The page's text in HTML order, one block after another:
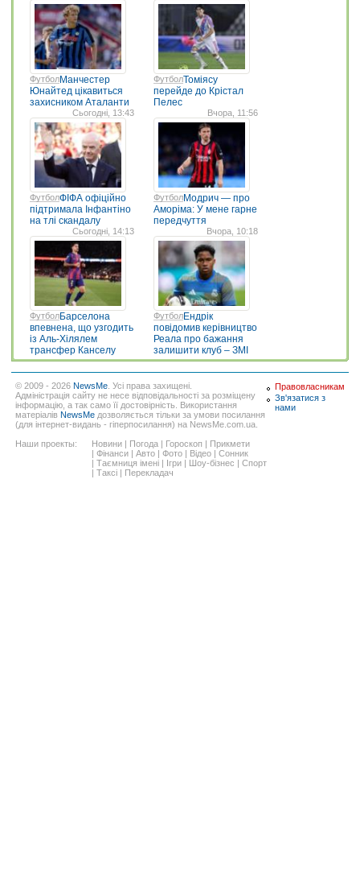
ФутболМанчестер
Юнайтед цікавиться
захисником Аталанти
ФутболТоміясу
перейде до Крістал
Пелес
Сьогодні, 13:43
ФутболФІФА офіційно
підтримала Інфантіно
на тлі скандалу
Вчора, 11:56
ФутболМодрич — про
Аморіма: У мене гарне
передчуття
Сьогодні, 14:13
ФутболБарселона
впевнена, що узгодить
із Аль-Хілялем
трансфер Канселу
Вчора, 10:18
ФутболЕндрік
повідомив керівництво
Реала про бажання
залишити клуб – ЗМІ
© 2009 - 2026 NewsMe . Усі права захищені.
Адміністрація сайту не несе відповідальності за розміщену
інформацію, а так само її достовірність. Використання
матеріалів NewsMe дозволяється тільки за умови посилання
(для інтернет-видань - гіперпосилання) на NewsMe.com.ua.
Наши проекты:
Новини | Погода | Гороскоп | Прикмети
| Фінанси | Авто | Фото | Відео | Сонник
| Таємниця імені | Ігри | Шоу-бізнес | Спорт
| Таксі | Перекладач
Правовласникам
Зв'язатися з
нами